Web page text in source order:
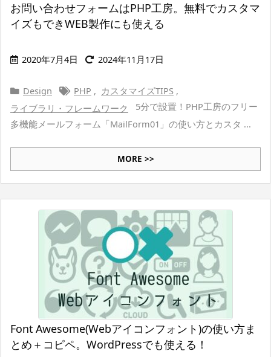
お問い合わせフォームはPHP工房。無料でカスタマ
イズもできWEB製作にも使える
2020年7月4日 2024年11月17日
Design PHP , カスタマイズTIPS ,
ライブラリ・フレームワーク
5分で設置！PHP工房のフリー
多機能メールフォーム「MailForm01」の使い方とカスタ ...
MORE >>
Font Awesome(Webアイコンフォント)の使い方ま
とめ＋コピペ。WordPressでも使える！